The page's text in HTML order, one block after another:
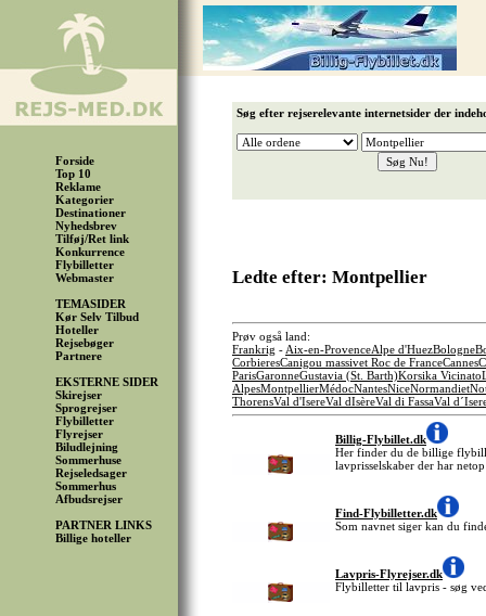
Forside
Top 10
Reklame
Kategorier
Destinationer
Nyhedsbrev
Tilføj/Ret link
Konkurrence
Flybilletter
Webmaster
TEMASIDER
Kør Selv Tilbud
Hoteller
Rejsebøger
Partnere
EKSTERNE SIDER
Skirejser
Sprogrejser
Flybilletter
Flyrejser
Biludlejning
Sommerhuse
Rejseledsager
Sommerhus
Afbudsrejser
PARTNER LINKS
Billige hoteller
Søg efter rejserelevante internetsider der
Ledte efter: Montpellier
Prøv også land:
Frankrig - Aix-en-ProvenceAlpe d'HuezBologne
CorbieresCanigou massivet Roc de FranceCannes
ParisGaronneGustavia (St. Barth)Korsika Vicinato
AlpesMontpellierMédocNantesNiceNormandiet
ThorensVal d'IsereVal dIsèreVal di FassaVal
Billig-Flybillet.dk
Her finder du de billige
lavprisselskaber der har
Find-Flybilletter.dk
Som navnet siger kan du
Lavpris-Flyrejser.dk
Flybilletter til lavpris - søg